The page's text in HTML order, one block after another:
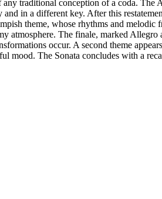
traditional conception of a coda. The
in a different key. After this
theme, whose rhythms and
atmosphere. The finale, marked
occur. A second theme
mood. The Sonata concludes with a